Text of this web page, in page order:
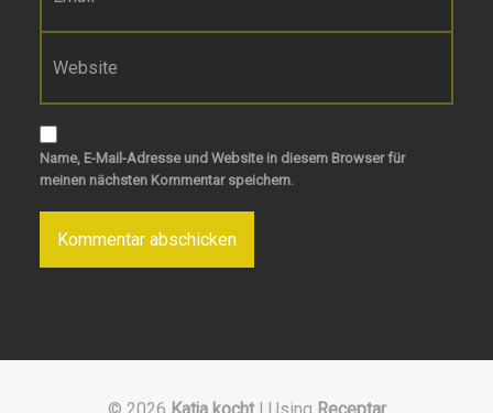
Website
Name, E-Mail-Adresse und Website in diesem Browser für
meinen nächsten Kommentar speichern.